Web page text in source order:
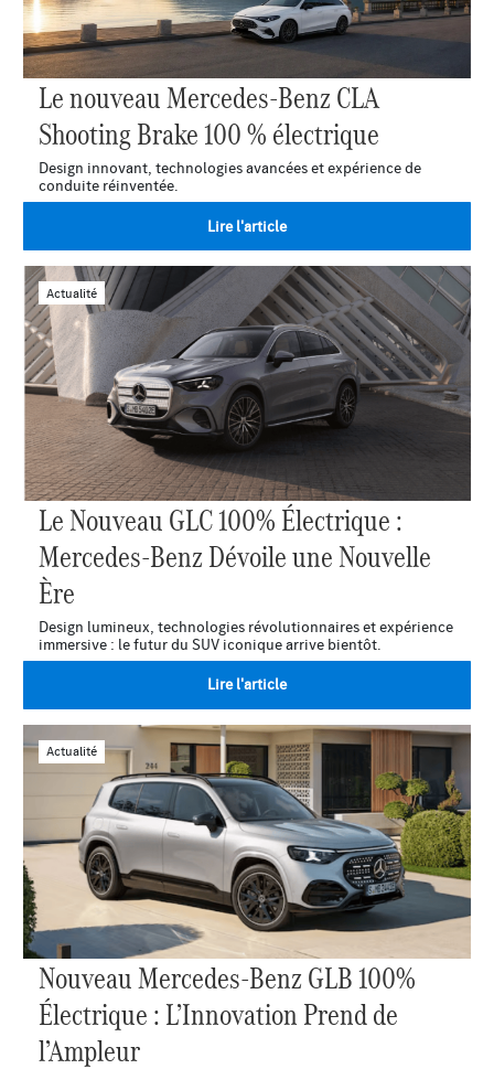
Le nouveau Mercedes-Benz CLA
Shooting Brake 100 % électrique
Design innovant, technologies avancées et expérience de
conduite réinventée.
Lire l'article
Le Nouveau GLC 100% Électrique :
Mercedes-Benz Dévoile une Nouvelle
Ère
Design lumineux, technologies révolutionnaires et expérience
immersive : le futur du SUV iconique arrive bientôt.
Lire l'article
Actualité
Nouveau Mercedes-Benz GLB 100%
Électrique : L’Innovation Prend de
l’Ampleur
Actualité